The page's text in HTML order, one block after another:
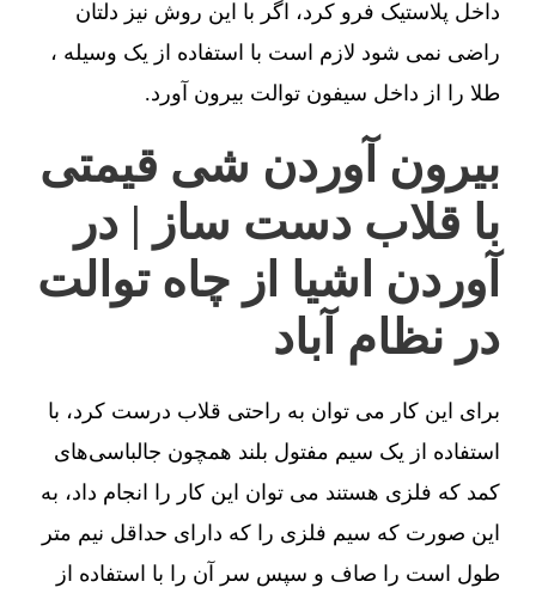
داخل پلاستیک فرو کرد، اگر با این روش نیز دلتان
راضی نمی شود لازم است با استفاده از یک وسیله ،
طلا را از داخل سیفون توالت بیرون آورد.
بیرون آوردن شی قیمتی
با قلاب دست ساز | در
آوردن اشیا از چاه توالت
در نظام آباد
برای این کار می توان به راحتی قلاب درست کرد، با
استفاده از یک سیم مفتول بلند همچون جالباسی‌های
کمد که فلزی هستند می توان این کار را انجام داد، به
این صورت که سیم فلزی را که دارای حداقل نیم متر
طول است را صاف و سپس سر آن را با استفاده از